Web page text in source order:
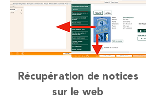
Récupération de notices
sur le web